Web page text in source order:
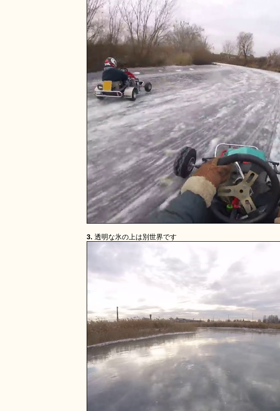
3. 透明な氷の上は別世界です